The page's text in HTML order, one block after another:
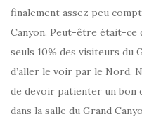
finalement assez peu
Canyon. Peut-être était-ce
seuls 10% des visiteurs du
d’aller le voir par le Nord.
de devoir patienter un bon
dans la salle du Grand